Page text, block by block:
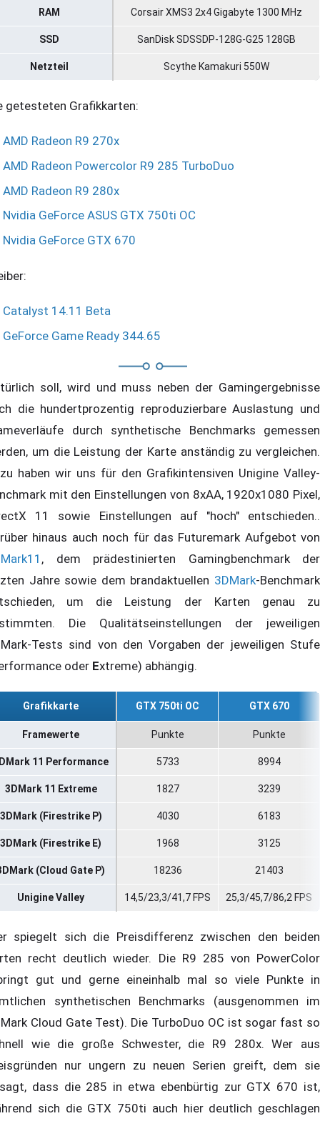
RAM Corsair XMS3 2x4 Gigabyte 1300 MHz
SSD SanDisk SDSSDP-128G-G25 128GB
Netzteil Scythe Kamakuri 550W
getesteten Grafikkarten:
AMD Radeon R9 270x
AMD Radeon Powercolor R9 285 TurboDuo
AMD Radeon R9 280x
Nvidia GeForce ASUS GTX 750ti OC
Nvidia GeForce GTX 670
Catalyst 14.11 Beta
GeForce Game Ready 344.65
soll, wird und muss neben der Gamingergebnisse
die hundertprozentig reproduzierbare Auslastung und
durch synthetische Benchmarks gemessen
um die Leistung der Karte anständig zu vergleichen.
haben wir uns für den Grafikintensiven Unigine Valley-
mit den Einstellungen von 8xAA, 1920x1080 Pixel,
11 sowie Einstellungen auf "hoch" entschieden..
hinaus auch noch für das Futuremark Aufgebot von
, dem prädestinierten Gamingbenchmark der
Jahre sowie dem brandaktuellen 3DMark-Benchmark
um die Leistung der Karten genau zu
Die Qualitätseinstellungen der jeweiligen
Tests sind von den Vorgaben der jeweiligen Stufe
oder Extreme) abhängig.
Grafikkarte GTX 750ti OC GTX 670
Framewerte Punkte Punkte
11 Performance 5733 8994
3DMark 11 Extreme 1827 3239
3DMark (Firestrike P) 4030 6183
3DMark (Firestrike E) 1968 3125
(Cloud Gate P) 18236 21403
Unigine Valley 14,5/23,3/41,7 FPS 25,3/45,7/86,2 FPS
spiegelt sich die Preisdifferenz zwischen den beiden
recht deutlich wieder. Die R9 285 von PowerColor
gut und gerne eineinhalb mal so viele Punkte in
synthetischen Benchmarks (ausgenommen im
Cloud Gate Test). Die TurboDuo OC ist sogar fast so
wie die große Schwester, die R9 280x. Wer aus
nur ungern zu neuen Serien greift, dem sie
dass die 285 in etwa ebenbürtig zur GTX 670 ist,
sich die GTX 750ti auch hier deutlich geschlagen